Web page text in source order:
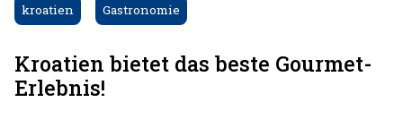
kroatien Gastronomie
Kroatien bietet das beste Gourmet-
Erlebnis!